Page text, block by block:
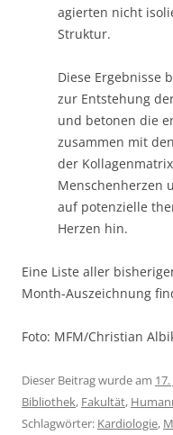
agierten nicht
Struktur.
Diese Ergebnisse
zur Entstehung
und betonen die
zusammen mit
der
Menschenherzen
auf potenzielle
Herzen hin.
Eine Liste aller
Month-Auszeichnung
Foto: MFM/Christian
Dieser Beitrag wurde am
Bibliothek, Fakultät,
Schlagwörter: Kardiologie,